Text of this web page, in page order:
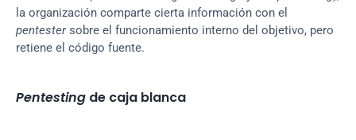
pentester sobre el funcionamiento interno del objetivo, pero
retiene el código fuente.
Pentesting de caja blanca